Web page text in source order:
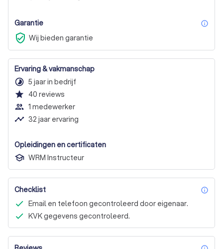
Garantie
verified_user Wij bieden garantie
Ervaring & vakmanschap
timelapse 5 jaar in bedrijf
star 40 reviews
people_outline 1 medewerker
timeline 32 jaar ervaring
Opleidingen en certificaten
WRM Instructeur
Checklist
Email en telefoon gecontroleerd door eigenaar.
KVK gegevens gecontroleerd.